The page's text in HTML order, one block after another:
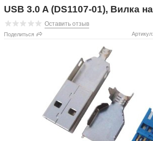
USB 3.0 A (DS1107-01), Вилка
Оставить отзыв
Поделиться Артикул: